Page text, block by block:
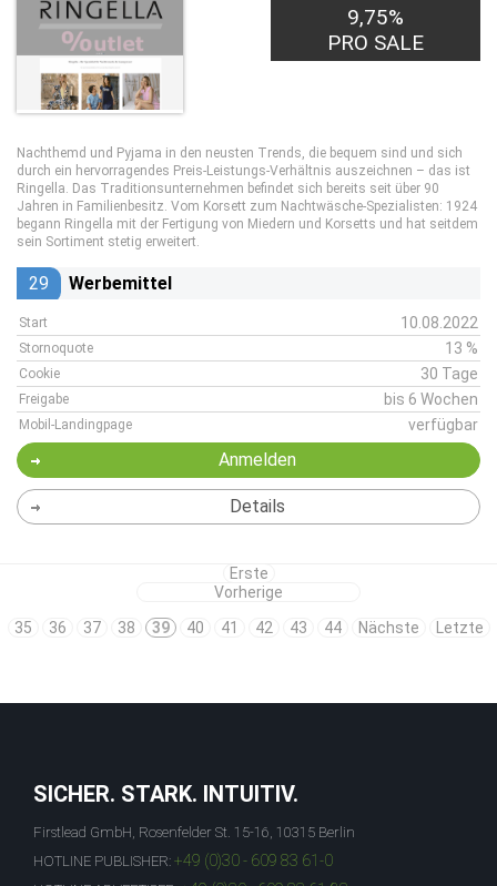
9,75%
PRO SALE
Nachthemd und Pyjama in den neusten Trends, die bequem sind und sich
durch ein hervorragendes Preis-Leistungs-Verhältnis auszeichnen – das ist
Ringella. Das Traditionsunternehmen befindet sich bereits seit über 90
Jahren in Familienbesitz. Vom Korsett zum Nachtwäsche-Spezialisten: 1924
begann Ringella mit der Fertigung von Miedern und Korsetts und hat seitdem
sein Sortiment stetig erweitert.
29 Werbemittel
Start 10.08.2022
Stornoquote 13 %
Cookie 30 Tage
Freigabe bis 6 Wochen
Mobil-Landingpage verfügbar
Anmelden
Details
Erste
Vorherige
35
36 37 38 39 40 41 42 43 44 Nächste Letzte
SICHER. STARK. INTUITIV.
Firstlead GmbH, Rosenfelder St. 15-16, 10315 Berlin
HOTLINE PUBLISHER: +49 (0)30 - 609 83 61-0